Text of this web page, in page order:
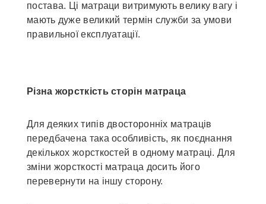
постава. Ці матраци витримують велику вагу і
мають дуже великий термін служби за умови
правильної експлуатації.
Різна жорсткість сторін матраца
Для деяких типів двосторонніх матраців
передбачена така особливість, як поєднання
декількох жорсткостей в одному матраці. Для
зміни жорсткості матраца досить його
перевернути на іншу сторону.